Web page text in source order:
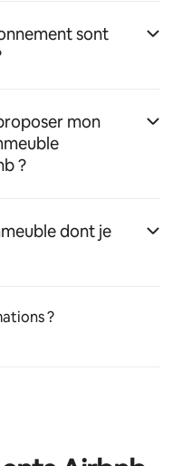
sont
mon
?
dont je
?